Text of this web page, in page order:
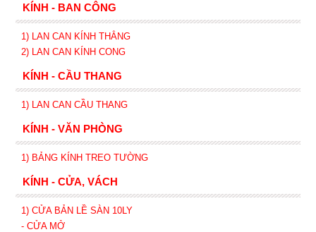
KÍNH - BAN CÔNG
1) LAN CAN KÍNH THẲNG
2)
LAN CAN KÍNH CONG
KÍNH - CẦU THANG
1) LAN CAN CẦU THANG
KÍNH - VĂN PHÒNG
1) BẢNG KÍNH TREO TƯỜNG
KÍNH - CỬA, VÁCH
1) CỬA BẢN LỀ SÀN 10LY
- CỬA MỞ